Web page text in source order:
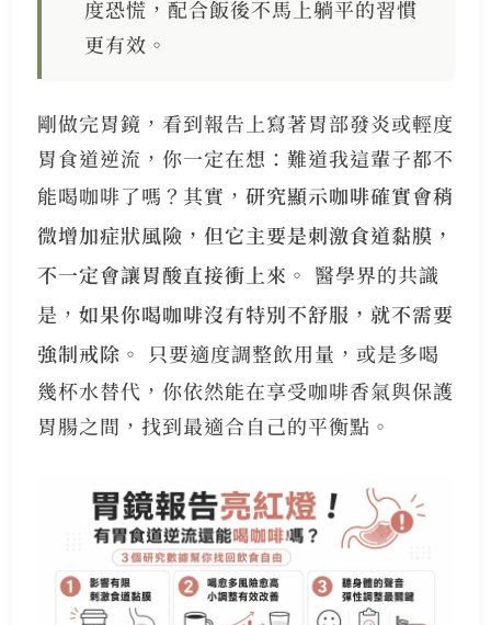
度恐慌，配合飯後不馬上躺平的習慣
更有效。
剛做完胃鏡，看到報告上寫著胃部發炎或輕度
胃食道逆流，你一定在想：難道我這輩子都不
能喝咖啡了嗎？其實， 研究顯示咖啡確實會稍
微增加症狀風險，但它主要是刺激食道黏膜，
不一定會讓胃酸直接衝上來。 醫學界的共識
是， 如果你喝咖啡沒有特別不舒服，就不需要
強制戒除。
只要適度調整飲用量，或是多喝
幾杯水替代，你依然能在享受咖啡香氣與保護
胃腸之間，找到最適合自己的平衡點。